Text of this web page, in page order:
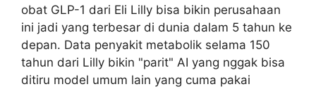
obat GLP-1 dari Eli Lilly bisa bikin perusahaan
ini jadi yang terbesar di dunia dalam 5 tahun ke
depan. Data penyakit metabolik selama 150
tahun dari Lilly bikin "parit" AI yang nggak bisa
ditiru model umum lain yang cuma pakai